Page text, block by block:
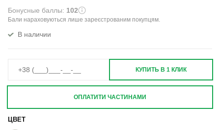
Бонусные баллы: 102
Бали нараховуються лише зареєстрованим покупцям.
В наличии
ЦВЕТ
КУПИТЬ В 1 КЛИК
ОПЛАТИТИ ЧАСТИНАМИ